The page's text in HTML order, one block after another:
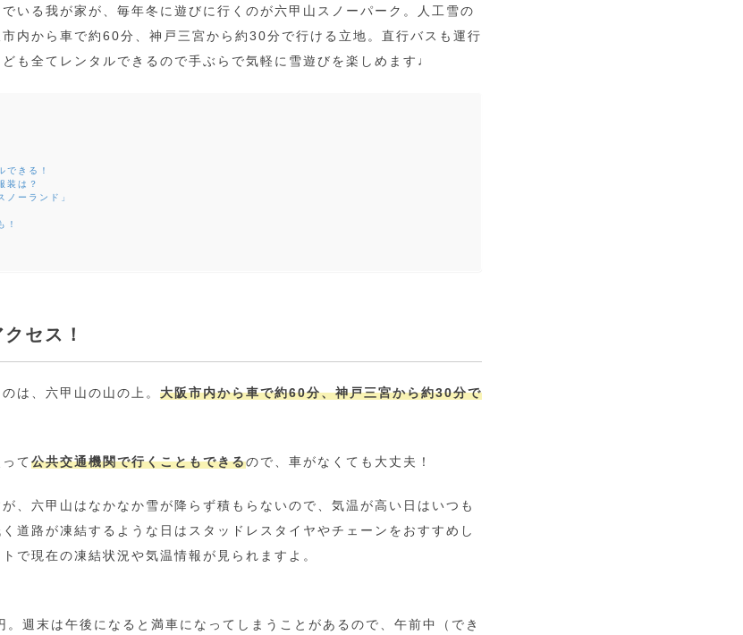
いる我が家が、毎年冬に遊びに行くのが六甲山スノーパーク。人工雪の
内から車で約60分、神戸三宮から約30分で行ける立地。直行バスも運行
も全てレンタルできるので手ぶらで気軽に雪遊びを楽しめます♩
できる！
装は？
ーランド」
！
セス！
は、六甲山の山の上。 大阪市内から車で約60分、神戸三宮から約30分で
て 公共交通機関で行くこともできるので、車がなくても大丈夫！
、六甲山はなかなか雪が降らず積もらないので、気温が高い日はいつも
道路が凍結するような日はスタッドレスタイヤやチェーンをおすすめし
で現在の凍結状況や気温情報が見られますよ。
週末は午後になると満車になってしまうことがあるので、午前中（でき